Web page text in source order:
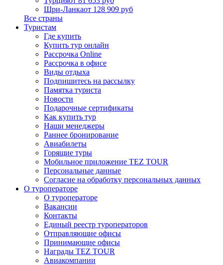
Шри-Ланкаот 128 909 руб
Все страны
Туристам
Где купить
Купить тур онлайн
Рассрочка Online
Рассрочка в офисе
Виды отдыха
Подпишитесь на рассылку
Памятка туриста
Новости
Подарочные сертификаты
Как купить тур
Наши менеджеры
Раннее бронирование
Авиабилеты
Горящие туры
Мобильное приложение TEZ TOUR
Персональные данные
Согласие на обработку персональных данных
О туроператоре
О туроператоре
Вакансии
Контакты
Единый реестр туроператоров
Отправляющие офисы
Принимающие офисы
Награды TEZ TOUR
Авиакомпании